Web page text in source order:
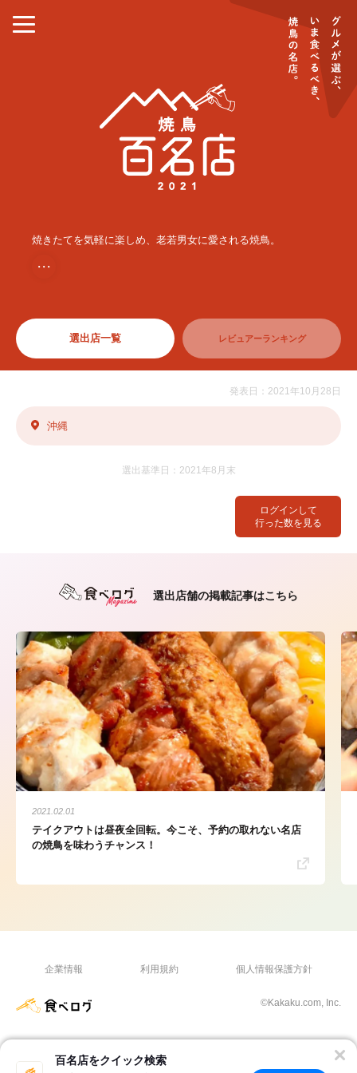
焼きたてを気軽に楽しめ、老若男女に愛される焼鳥。
・・・
選出店一覧 レビュアーランキング
百名店をクイック検索
ログインして
行った数を見る
発表日：2021年10月28日
沖縄
選出基準日：2021年8月末
選出店舗の掲載記事はこちら
2021.02.01
テイクアウトは昼夜全回転。今こそ、予約の取れない名店
の焼鳥を味わうチャンス！
企業情報 利用規約 個人情報保護方針
©Kakaku.com, Inc.